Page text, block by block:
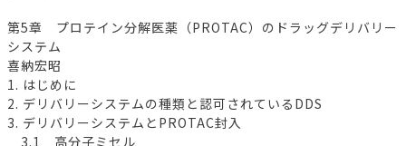
第5章 プロテイン分解医薬（PROTAC）のドラッグデリバリー
システム
喜納宏昭
1. はじめに
2. デリバリーシステムの種類と認可されているDDS
3. デリバリーシステムとPROTAC封入
3.1 高分子ミセル